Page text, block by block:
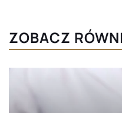
ZOBACZ